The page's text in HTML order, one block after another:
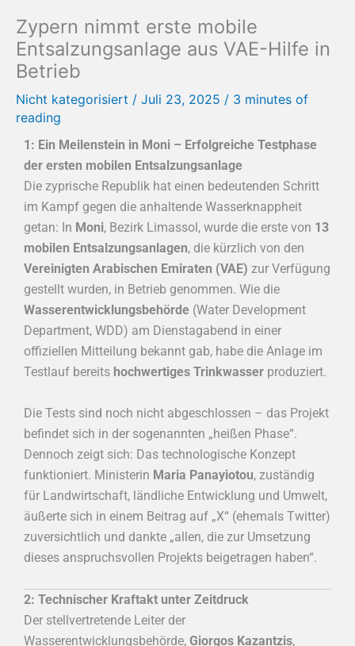
Zypern nimmt erste mobile
Entsalzungsanlage aus VAE-Hilfe in
Betrieb
Nicht kategorisiert / Juli 23, 2025 / 3 minutes of
reading
1: Ein Meilenstein in Moni – Erfolgreiche Testphase
der ersten mobilen Entsalzungsanlage
Die zyprische Republik hat einen bedeutenden Schritt
im Kampf gegen die anhaltende Wasserknappheit
getan: In Moni, Bezirk Limassol, wurde die erste von 13
mobilen Entsalzungsanlagen, die kürzlich von den
Vereinigten Arabischen Emiraten (VAE) zur Verfügung
gestellt wurden, in Betrieb genommen. Wie die
Wasserentwicklungsbehörde (Water Development
Department, WDD) am Dienstagabend in einer
offiziellen Mitteilung bekannt gab, habe die Anlage im
Testlauf bereits hochwertiges Trinkwasser produziert.
Die Tests sind noch nicht abgeschlossen – das Projekt
befindet sich in der sogenannten „heißen Phase“.
Dennoch zeigt sich: Das technologische Konzept
funktioniert. Ministerin Maria Panayiotou, zuständig
für Landwirtschaft, ländliche Entwicklung und Umwelt,
äußerte sich in einem Beitrag auf „X“ (ehemals Twitter)
zuversichtlich und dankte „allen, die zur Umsetzung
dieses anspruchsvollen Projekts beigetragen haben“.
2: Technischer Kraftakt unter Zeitdruck
Der stellvertretende Leiter der
Wasserentwicklungsbehörde, Giorgos Kazantzis,